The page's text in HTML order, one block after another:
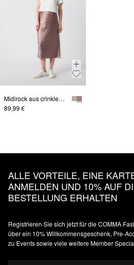
Midirock aus crinkled Satin
89,99 €
ALLE VORTEILE, EINE
ANMELDEN UND 10% AUF
BESTELLUNG ERHALTEN
Registrieren Sie sich jetzt für die COMMA
über ein 10% Willkommensgeschenk, Pre-
zu Events sowie viele weitere Member